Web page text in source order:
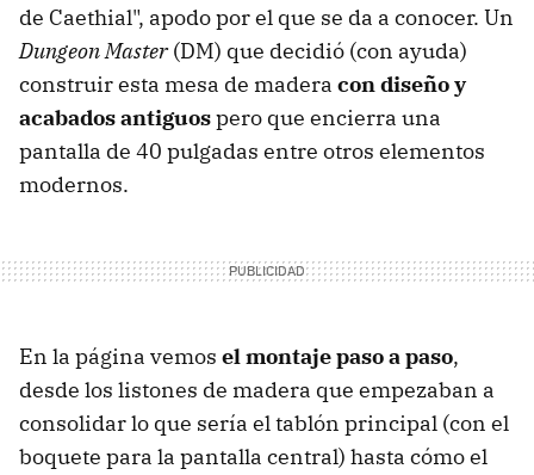
de Caethial", apodo por el que se da a conocer. Un
Dungeon Master(DM) que decidió (con ayuda)
construir esta mesa de madera con diseño y
acabados antiguospero que encierra una
pantalla de 40 pulgadas entre otros elementos
modernos.
En la página vemos el montaje paso a paso,
desde los listones de madera que empezaban a
consolidar lo que sería el tablón principal (con el
boquete para la pantalla central) hasta cómo el